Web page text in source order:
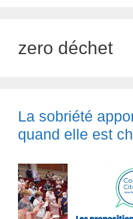
zero déchet
La sobriété
quand elle est